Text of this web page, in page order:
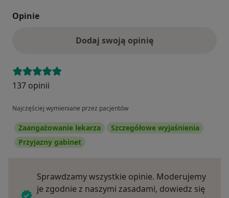
Opinie
Dodaj swoją opinię
137 opinii
Najczęściej wymieniane przez pacjentów
Zaangażowanie lekarza
Szczegółowe wyjaśnienia
Przyjazny gabinet
Sprawdzamy wszystkie opinie. Moderujemy
je zgodnie z naszymi zasadami, dowiedz się